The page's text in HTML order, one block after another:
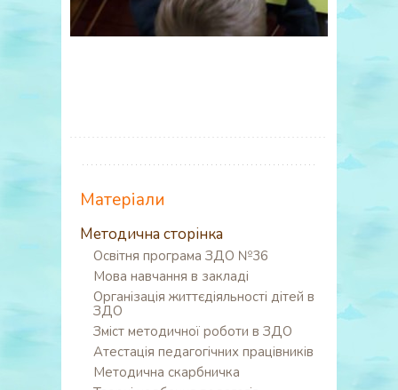
Матеріали
Методична сторінка
Освітня програма ЗДО №36
Мова навчання в закладі
Організація життєдіяльності дітей в
ЗДО
Зміст методичної роботи в ЗДО
Атестація педагогічних працівників
Методична скарбничка